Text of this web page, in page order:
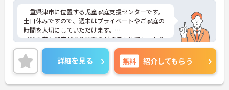
三重県津市に位置する児童家庭支援センターです。
土日休みですので、週末はプライベートやご家庭の
時間を大切にしていただけます。
昇給や賞与制度があり頑張りが評価されてしっかり
と職員に還元されます。賞与は計4.3ヶ月分の支給実
績と嬉しい高待遇です。
ご興味のある方には、面接対策ポイントなど、さら
に詳細をお話しいたしますのでお気軽にご相談くだ
さい！
詳細を見る 無料 紹介してもらう